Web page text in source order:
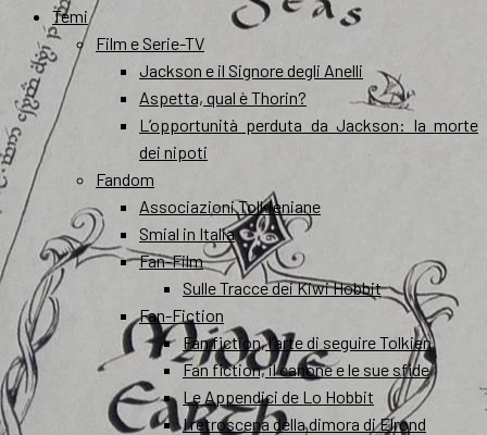
Temi
Film e Serie-TV
Jackson e il Signore degli Anelli
Aspetta, qual è Thorin?
L’opportunità perduta da Jackson: la morte
dei nipoti
Fandom
Associazioni Tolkieniane
Smial in Italia
Fan-Film
Sulle Tracce dei Kiwi Hobbit
Fan-Fiction
Fan fiction, l’arte di seguire Tolkien
Fan fiction, il canone e le sue sfide
Le Appendici de Lo Hobbit
I retroscena della dimora di Elrond